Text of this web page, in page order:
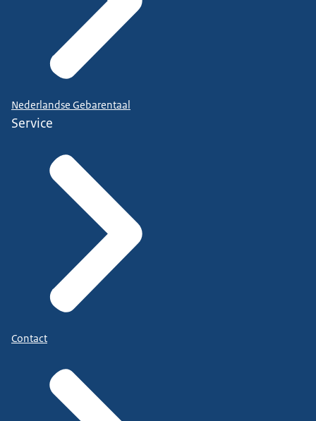
Nederlandse Gebarentaal
Service
Contact